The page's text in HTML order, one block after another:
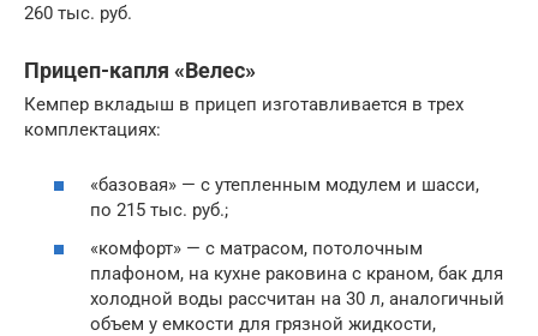
260 тыс. руб.
Прицеп-капля «Велес»
Кемпер вкладыш в прицеп изготавливается в трех
комплектациях:
«базовая» — с утепленным модулем и шасси,
по 215 тыс. руб.;
«комфорт» — с матрасом, потолочным
плафоном, на кухне раковина с краном, бак для
холодной воды рассчитан на 30 л, аналогичный
объем у емкости для грязной жидкости,